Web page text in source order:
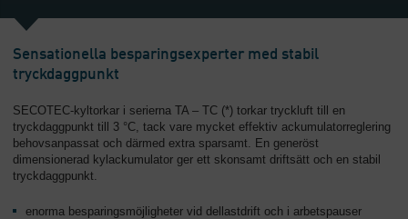
Sensationella besparingsexperter med stabil
tryckdaggpunkt
SECOTEC-kyltorkar i serierna TA – TC (*) torkar tryckluft till en
tryckdaggpunkt till 3 °C, tack vare mycket effektiv ackumulatorreglering
behovsanpassat och därmed extra sparsamt. En generöst
dimensionerad kylackumulator ger ett skonsamt driftsätt och en stabil
tryckdaggpunkt.
enorma besparingsmöjligheter vid dellastdrift och i arbetspauser